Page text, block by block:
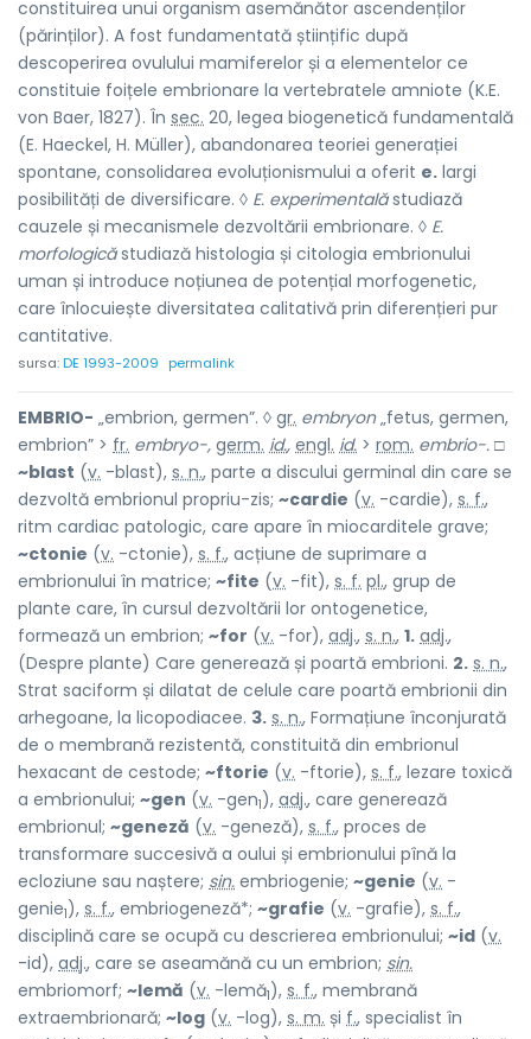
constituirea unui organism asemănător ascendenților
(părinților). A fost fundamentată științific după
descoperirea ovulului mamiferelor și a elementelor ce
constituie foițele embrionare la vertebratele amniote (K.E.
von Baer, 1827). În sec. 20, legea biogenetică fundamentală
(E. Haeckel, H. Müller), abandonarea teoriei generației
spontane, consolidarea evoluționismului a oferit e. largi
posibilități de diversificare. ◊ E. experimentalăstudiază
cauzele și mecanismele dezvoltării embrionare. ◊ E.
morfologicăstudiază histologia și citologia embrionului
uman și introduce noțiunea de potențial morfogenetic,
care înlocuiește diversitatea calitativă prin diferențieri pur
cantitative.
sursa:DE 1993-2009 permalink
EMBRIO- „embrion, germen”. ◊ gr. embryon„fetus, germen,
embrion” > fr. embryo-, germ. id., engl. id. > rom. embrio-. □
~blast (v. -blast), s. n., parte a discului germinal din care se
dezvoltă embrionul propriu-zis; ~cardie (v. -cardie), s. f.,
ritm cardiac patologic, care apare în miocarditele grave;
~ctonie (v. -ctonie), s. f., acțiune de suprimare a
embrionului în matrice; ~fite (v. -fit), s. f. pl., grup de
plante care, în cursul dezvoltării lor ontogenetice,
formează un embrion; ~for (v. -for), adj., s. n., 1. adj.,
(Despre plante) Care generează și poartă embrioni. 2. s. n.,
Strat saciform și dilatat de celule care poartă embrionii din
arhegoane, la licopodiacee. 3. s. n., Formațiune înconjurată
de o membrană rezistentă, constituită din embrionul
hexacant de cestode; ~ftorie (v. -ftorie), s. f., lezare toxică
a embrionului; ~gen (v. -gen1), adj., care generează
embrionul; ~geneză (v. -geneză), s. f., proces de
transformare succesivă a oului și embrionului pînă la
ecloziune sau naștere; sin. embriogenie; ~genie (v. -
genie1), s. f., embriogeneză*; ~grafie (v. -grafie), s. f.,
disciplină care se ocupă cu descrierea embrionului; ~id (v.
-id), adj., care se aseamănă cu un embrion; sin.
embriomorf; ~lemă (v. -lemă1), s. f., membrană
extraembrionară; ~log (v. -log), s. m. și f., specialist în